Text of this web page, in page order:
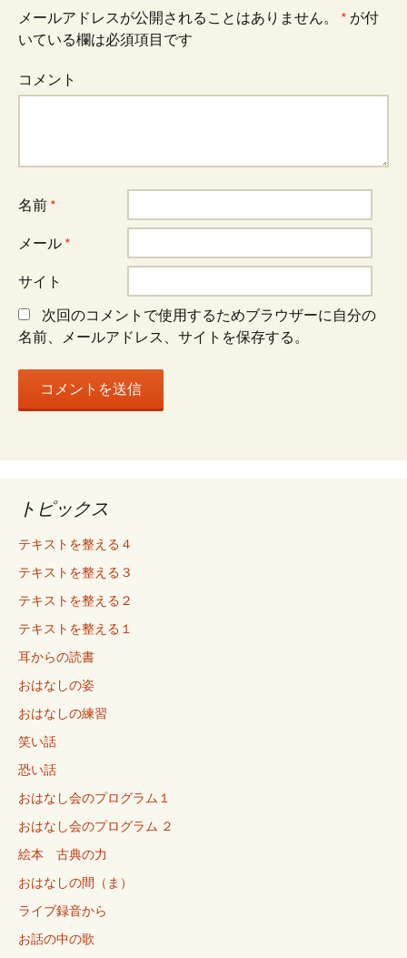
ナ
ビ
ー
シ
ョ
ン
メールアドレスが公開されることはありません。 * が付
いている欄は必須項目です
コメント
名前 *
メール *
サイト
次回のコメントで使用するためブラウザーに自分の
名前、メールアドレス、サイトを保存する。
トピックス
テキストを整える４
テキストを整える３
テキストを整える２
テキストを整える１
耳からの読書
おはなしの姿
おはなしの練習
笑い話
恐い話
おはなし会のプログラム１
おはなし会のプログラム ２
絵本 古典の力
おはなしの間（ま）
ライブ録音から
お話の中の歌